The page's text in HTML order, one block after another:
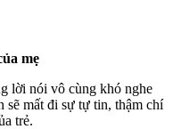
mẹ
lời nói vô cùng khó nghe
sẽ mất đi sự tự tin, thậm chí
trẻ.